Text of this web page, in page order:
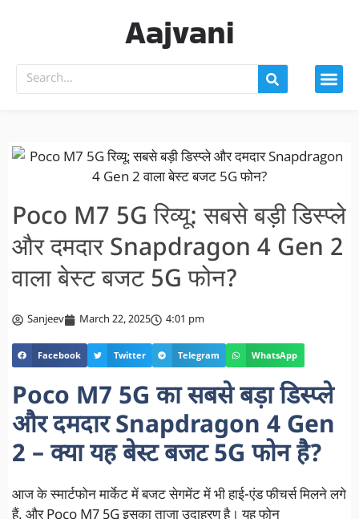
Aajvani
Poco M7 5G रिव्यू: सबसे बड़ी डिस्प्ले
और दमदार Snapdragon 4 Gen 2
वाला बेस्ट बजट 5G फोन?
Sanjeev March 22, 2025 4:01 pm
Facebook Twitter Telegram WhatsApp
Poco M7 5G का सबसे बड़ा डिस्प्ले
और दमदार Snapdragon 4 Gen
2 – क्या यह बेस्ट बजट 5G फोन है?
आज के स्मार्टफोन मार्केट में बजट सेगमेंट में भी हाई-एंड फीचर्स मिलने लगे